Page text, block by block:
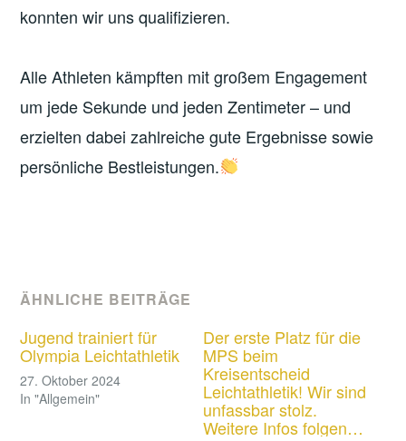
konnten wir uns qualifizieren.
Alle Athleten kämpften mit großem Engagement
um jede Sekunde und jeden Zentimeter – und
erzielten dabei zahlreiche gute Ergebnisse sowie
persönliche Bestleistungen.
ÄHNLICHE BEITRÄGE
Jugend trainiert für
Olympia Leichtathletik
27. Oktober 2024
In "Allgemein"
Der erste Platz für die
MPS beim
Kreisentscheid
Leichtathletik! Wir sind
unfassbar stolz.
Weitere Infos folgen…